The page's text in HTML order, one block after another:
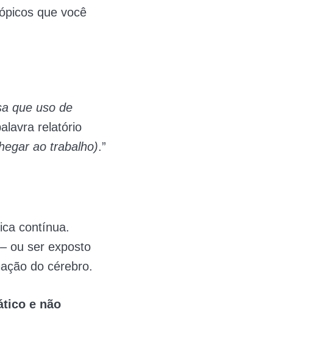
que você
que uso de
relatório
ao trabalho).”
contínua.
ou ser exposto
do cérebro.
e não